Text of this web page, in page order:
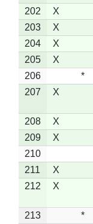
202
X
203
X
204
X
205
X
206
*
207
X
208 X
209
X
210
211
X
212
X
213 *